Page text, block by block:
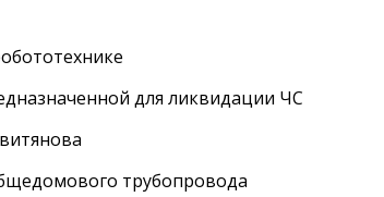
для ликвидации ЧС
трубопровода